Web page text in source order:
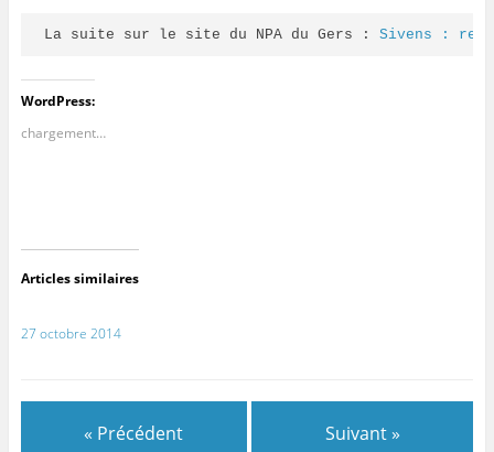
La suite sur le site du NPA du Gers : Sivens :
WordPress:
chargement…
Articles similaires
27 octobre 2014
« Précédent Suivant »